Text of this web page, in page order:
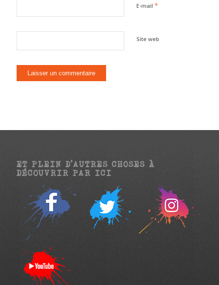
E-mail *
Site web
ET PLEIN D’AUTRES CHOSES À
DÉCOUVRIR PAR ICI